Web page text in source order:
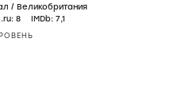
/ Великобритания
8 IMDb: 7,1